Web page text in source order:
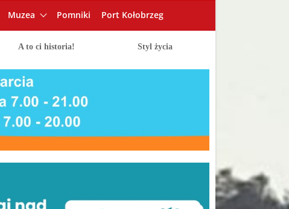
Muzea Pomniki Port Kołobrzeg
A to ci historia! Styl życia